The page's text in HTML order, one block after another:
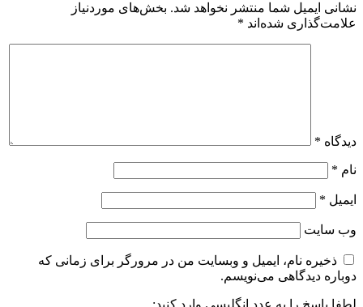
نشانی ایمیل شما منتشر نخواهد شد. بخش‌های موردنیاز
علامت‌گذاری شده‌اند *
دیدگاه *
نام *
ایمیل *
وب‌ سایت
ذخیره نام، ایمیل و وبسایت من در مرورگر برای زمانی که
دوباره دیدگاهی می‌نویسم.
لطفا پاسخ را به عدد انگلیسی وارد کنید: